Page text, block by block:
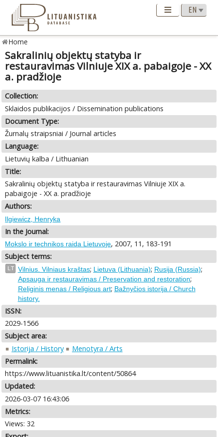
Home
Sakralinių objektų statyba ir
restauravimas Vilniuje XIX a. pabaigoje - XX
a. pradžioje
Collection:
Sklaidos publikacijos / Dissemination publications
Document Type:
Žurnalų straipsniai / Journal articles
Language:
Lietuvių kalba / Lithuanian
Title:
Sakralinių objektų statyba ir restauravimas Vilniuje XIX a.
pabaigoje - XX a. pradžioje
Authors:
Ilgiewicz, Henryka
In the Journal:
Mokslo ir technikos raida Lietuvoje, 2007, 11, 183-191
Subject terms:
LT Vilnius. Vilniaus kraštas; Lietuva (Lithuania); Rusija (Russia);
Apsauga ir restauravimas / Preservation and restoration;
Religinis menas / Religious art; Bažnyčios istorija / Church
history.
ISSN:
2029-1566
Subject area:
Istorija / History
Menotyra / Arts
Permalink:
https://www.lituanistika.lt/content/50864
Updated:
2026-03-07 16:43:06
Metrics:
Views: 32